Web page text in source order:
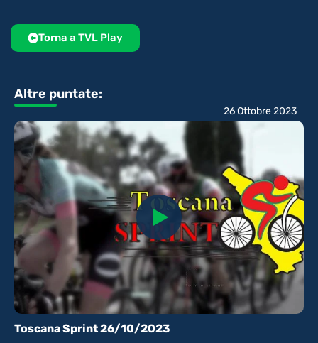
Torna a TVL Play
Altre puntate:
Toscana Sprint 26/10/2023
26 Ottobre 2023